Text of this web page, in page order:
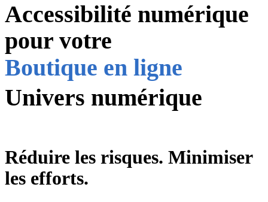
Accessibilité numérique
pour votre
Univers numérique
Site web
Boutique en ligne
Application
PDF
Univers numérique
Réduire les risques. Minimiser
les efforts.